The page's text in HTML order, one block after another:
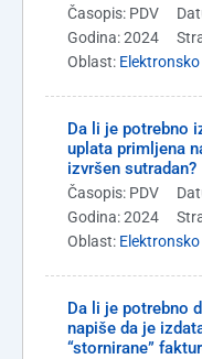
Časopis: PDV
Godina: 2024
Oblast:
Da li je potrebno
uplata primljena
izvršen sutradan?
Časopis: PDV
Godina: 2024
Oblast:
Da li je potrebno
napiše da je
“stornirane”